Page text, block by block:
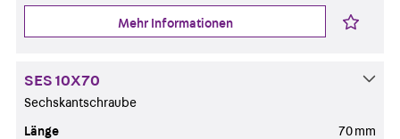
Mehr Informationen
SES 10X70
Sechskantschraube
Länge 70 mm